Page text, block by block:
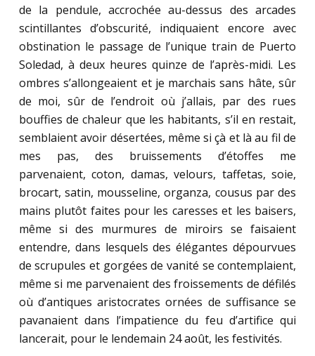
de la pendule, accrochée au-dessus des arcades
scintillantes d’obscurité, indiquaient encore avec
obstination le passage de l’unique train de Puerto
Soledad, à deux heures quinze de l’après-midi. Les
ombres s’allongeaient et je marchais sans hâte, sûr
de moi, sûr de l’endroit où j’allais, par des rues
bouffies de chaleur que les habitants, s’il en restait,
semblaient avoir désertées, même si çà et là au fil de
mes pas, des bruissements d’étoffes me
parvenaient, coton, damas, velours, taffetas, soie,
brocart, satin, mousseline, organza, cousus par des
mains plutôt faites pour les caresses et les baisers,
même si des murmures de miroirs se faisaient
entendre, dans lesquels des élégantes dépourvues
de scrupules et gorgées de vanité se contemplaient,
même si me parvenaient des froissements de défilés
où d’antiques aristocrates ornées de suffisance se
pavanaient dans l’impatience du feu d’artifice qui
lancerait, pour le lendemain 24 août, les festivités.